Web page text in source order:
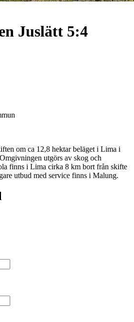
Juslätt 5:4
om ca 12,8 hektar beläget i Lima i
utgörs av skog och
finns i Lima cirka 8 km bort från skifte
utbud med service finns i Malung.